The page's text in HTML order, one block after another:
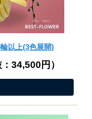
以上(3色展開)
34,500円 ）